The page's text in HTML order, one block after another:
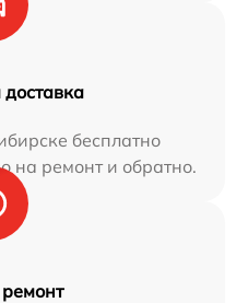
бесплатно
на ремонт и обратно.